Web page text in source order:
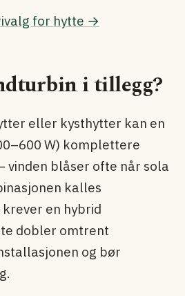
for hytte →
i tillegg?
eller kysthytter kan en
W) komplettere
blåser ofte når sola
kalles
en hybrid
dobler omtrent
og bør